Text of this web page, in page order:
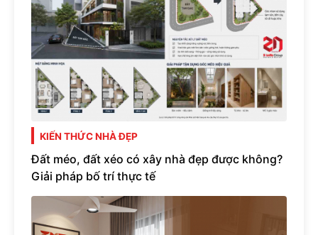
KIẾN THỨC NHÀ ĐẸP
Đất méo, đất xéo có xây nhà đẹp được không?
Giải pháp bố trí thực tế